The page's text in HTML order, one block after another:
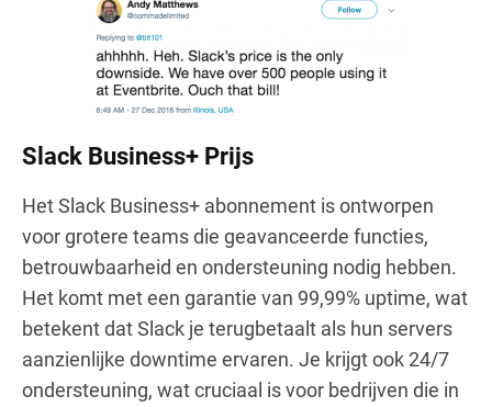
Slack Business+ Prijs
Het Slack Business+ abonnement is ontworpen
voor grotere teams die geavanceerde functies,
betrouwbaarheid en ondersteuning nodig hebben.
Het komt met een garantie van 99,99% uptime, wat
betekent dat Slack je terugbetaalt als hun servers
aanzienlijke downtime ervaren. Je krijgt ook 24/7
ondersteuning, wat cruciaal is voor bedrijven die in